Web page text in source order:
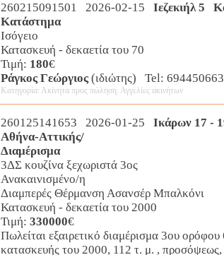
260215091501 2026-02-15
Ιεζεκιήλ 5
Κατάστημα
Ισόγειο
Κατασκευή - δεκαετία του 70
Τιμή: 180€
Ράγκος Γεώργιος(ιδιώτης) Tel:
Κατηγορία: Ακίνητα προς πώληση. Αγγελίες ακινήτων
260125141653 2026-01-25
Ικάρων 17 -
Αθήνα-Αττικής/
Διαμέρισμα
3ΔΣ κουζίνα ξεχωριστά 3ος
Ανακαινισμένο/η
Διαμπερές Θέρμανση Ασανσέρ Μπαλκόνι
Κατασκευή - δεκαετία του 2000
Τιμή: 330000€
Πωλείται εξαιρετικό διαμέρισμα 3ου
κατασκευής του 2000, 112 τ. μ. , προσόψεως,